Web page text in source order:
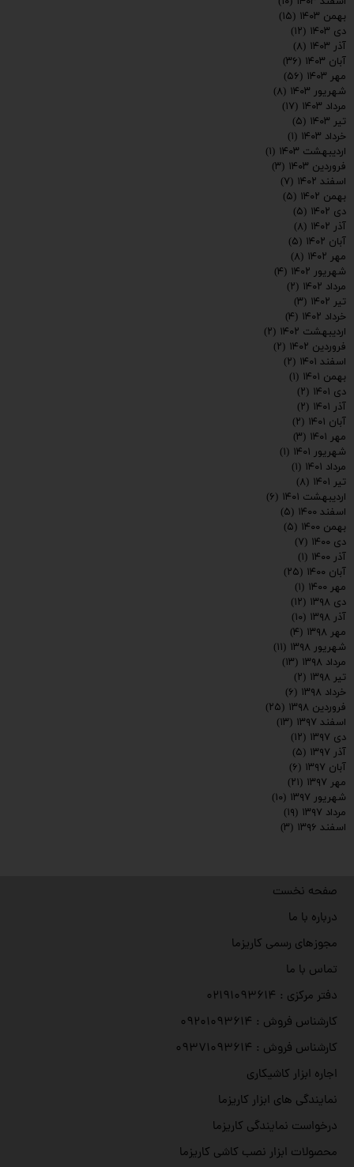
ارسال
بهمن ۱۴۰۳
(۱۵)
دی ۱۴۰۳
(۱۲)
آذر ۱۴۰۳
(۸)
آبان ۱۴۰۳
(۳۶)
مهر ۱۴۰۳
(۵۶)
شهریور ۱۴۰۳
(۸)
مرداد ۱۴۰۳
(۱۷)
تیر ۱۴۰۳
(۵)
خرداد ۱۴۰۳
(۱)
اردیبهشت ۱۴۰۳
(۱)
فروردین ۱۴۰۳
(۳)
اسفند ۱۴۰۲
(۷)
بهمن ۱۴۰۲
(۵)
دی ۱۴۰۲
(۵)
آذر ۱۴۰۲
(۸)
آبان ۱۴۰۲
(۵)
مهر ۱۴۰۲
(۸)
شهریور ۱۴۰۲
(۴)
مرداد ۱۴۰۲
(۲)
تیر ۱۴۰۲
(۳)
خرداد ۱۴۰۲
(۴)
اردیبهشت ۱۴۰۲
(۲)
فروردین ۱۴۰۲
(۲)
اسفند ۱۴۰۱
(۲)
بهمن ۱۴۰۱
(۱)
دی ۱۴۰۱
(۲)
آذر ۱۴۰۱
(۲)
آبان ۱۴۰۱
(۲)
مهر ۱۴۰۱
(۳)
شهریور ۱۴۰۱
(۱)
مرداد ۱۴۰۱
(۱)
تیر ۱۴۰۱
(۸)
اردیبهشت ۱۴۰۱
(۶)
اسفند ۱۴۰۰
(۵)
بهمن ۱۴۰۰
(۵)
دی ۱۴۰۰
(۷)
آذر ۱۴۰۰
(۱)
آبان ۱۴۰۰
(۲۵)
مهر ۱۴۰۰
(۱)
دی ۱۳۹۸
(۱۲)
آذر ۱۳۹۸
(۱۰)
مهر ۱۳۹۸
(۴)
شهریور ۱۳۹۸
(۱۱)
مرداد ۱۳۹۸
(۱۳)
تیر ۱۳۹۸
(۲)
خرداد ۱۳۹۸
(۶)
فروردین ۱۳۹۸
(۲۵)
اسفند ۱۳۹۷
(۱۳)
دی ۱۳۹۷
(۱۲)
آذر ۱۳۹۷
(۵)
آبان ۱۳۹۷
(۶)
مهر ۱۳۹۷
(۲۱)
شهریور ۱۳۹۷
(۱۰)
مرداد ۱۳۹۷
(۱۹)
اسفند ۱۳۹۶
(۳)
صفحه نخست
درباره با ما
مجوزهای رسمی کاریزما
تماس با ما
دفتر مرکزی : ۰۲۱۹۱۰۹۳۶۱۴
کارشناس فروش : ۰۹۲۰۱۰۹۳۶۱۴
کارشناس فروش : ۰۹۳۷۱۰۹۳۶۱۴
اجاره ابزار کاشیکاری
نمایندگی های ابزار کاریزما
درخواست نمایندگی کاریزما
محصولات ابزار نصب کاشی کاریزما